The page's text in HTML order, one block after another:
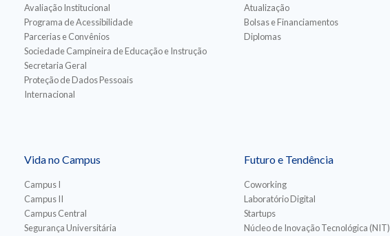
Avaliação Institucional
Programa de Acessibilidade
Parcerias e Convênios
Sociedade Campineira de Educação e Instrução
Secretaria Geral
Proteção de Dados Pessoais
Internacional
Atualização
Bolsas e Financiamentos
Diplomas
Vida no Campus
Campus I
Campus II
Campus Central
Segurança Universitária
Futuro e Tendência
Coworking
Laboratório Digital
Startups
Núcleo de Inovação Tecnológica (NIT)